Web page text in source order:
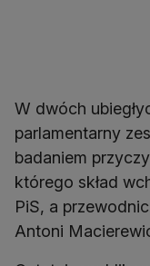
W dwóch
parlamentarny
badaniem
którego skład
PiS, a
Antoni